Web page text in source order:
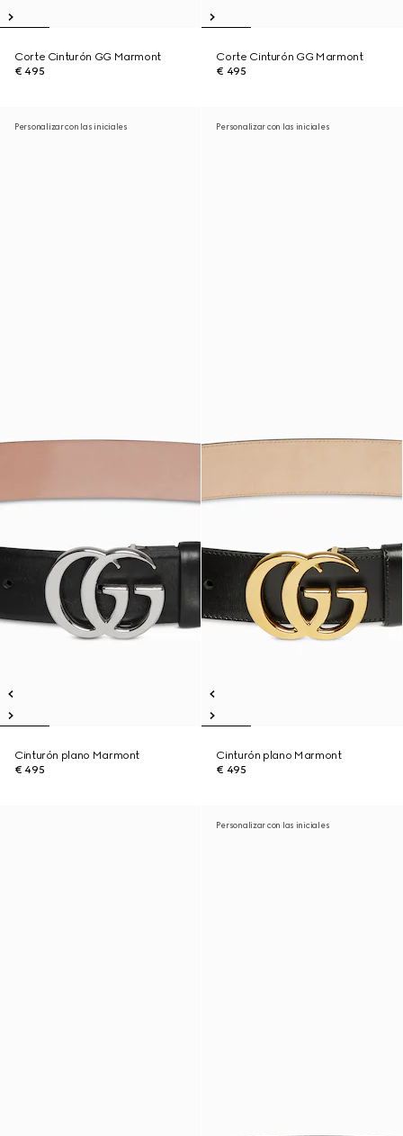
Corte Cinturón GG Marmont
€ 495
Corte Cinturón GG Marmont
€ 495
Personalizar con las iniciales
Cinturón plano Marmont
€ 495
Personalizar con las iniciales
Cinturón plano Marmont
€ 495
Personalizar con las iniciales